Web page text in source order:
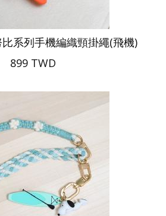
系列手機編織頸掛繩(飛機)
899 TWD